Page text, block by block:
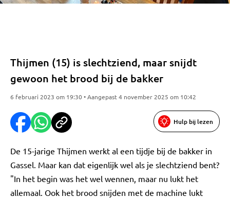
Thijmen (15) is slechtziend, maar snijdt
gewoon het brood bij de bakker
6 februari 2023 om 19:30 • Aangepast 4 november 2025 om 10:42
Hulp bij lezen
De 15-jarige Thijmen werkt al een tijdje bij de bakker in
Gassel. Maar kan dat eigenlijk wel als je slechtziend bent?
"In het begin was het wel wennen, maar nu lukt het
allemaal. Ook het brood snijden met de machine lukt